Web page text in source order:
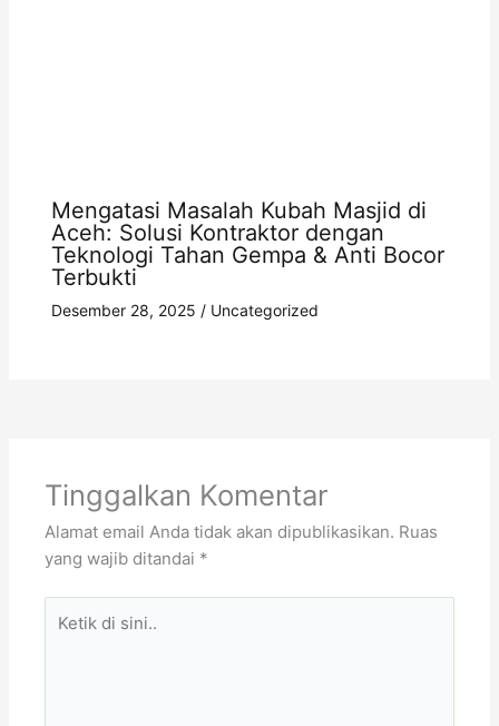
Mengatasi Masalah Kubah Masjid di
Aceh: Solusi Kontraktor dengan
Teknologi Tahan Gempa & Anti Bocor
Terbukti
Desember 28, 2025 / Uncategorized
Tinggalkan Komentar
Alamat email Anda tidak akan dipublikasikan. Ruas
yang wajib ditandai *